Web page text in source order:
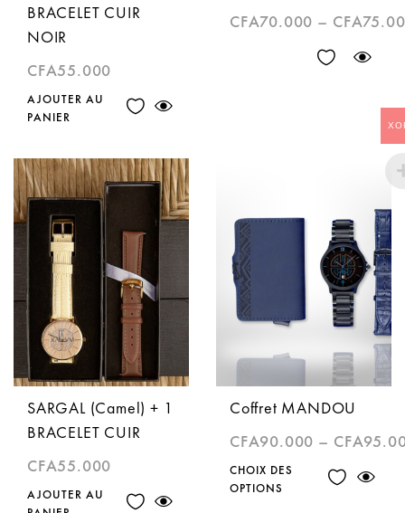
BRACELET CUIR
NOIR
CFA55.000
AJOUTER AU
PANIER
CFA70.000 – CFA
SARGAL (Camel) + 1
BRACELET CUIR
CFA55.000
AJOUTER AU
Coffret MANDOU
CFA90.000 – CFA
CHOIX DES
OPTIONS